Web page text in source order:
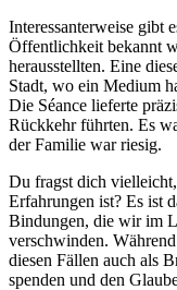
Interessanterweise gibt
Öffentlichkeit bekannt
herausstellten. Eine
Stadt, wo ein Medium
Die Séance lieferte
Rückkehr führten. Es
der Familie war riesig.
Du fragst dich
Erfahrungen ist? Es ist
Bindungen, die wir im
verschwinden.
diesen Fällen auch als
spenden und den